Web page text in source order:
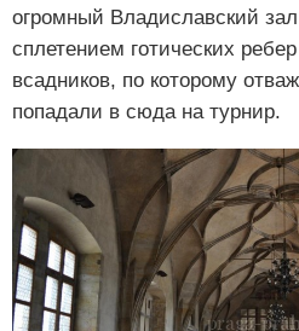
огромный Владиславский
сплетением готических
всадников, по которому
попадали в сюда на турнир.